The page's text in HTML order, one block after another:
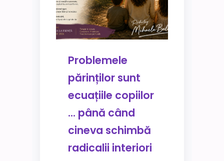
Problemele
părinților sunt
ecuațiile copiilor
… până când
cineva schimbă
radicalii interiori